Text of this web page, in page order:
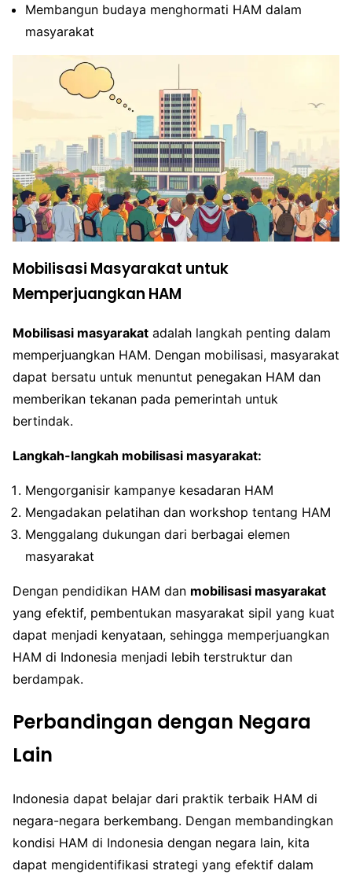
Membangun budaya menghormati HAM dalam
masyarakat
Mobilisasi Masyarakat untuk
Memperjuangkan HAM
Mobilisasi masyarakat adalah langkah penting dalam
memperjuangkan HAM. Dengan mobilisasi, masyarakat
dapat bersatu untuk menuntut penegakan HAM dan
memberikan tekanan pada pemerintah untuk
bertindak.
Langkah-langkah mobilisasi masyarakat:
Mengorganisir kampanye kesadaran HAM
Mengadakan pelatihan dan workshop tentang HAM
Menggalang dukungan dari berbagai elemen
masyarakat
Dengan pendidikan HAM dan mobilisasi masyarakat
yang efektif, pembentukan masyarakat sipil yang kuat
dapat menjadi kenyataan, sehingga memperjuangkan
HAM di Indonesia menjadi lebih terstruktur dan
berdampak.
Perbandingan dengan Negara
Lain
Indonesia dapat belajar dari praktik terbaik HAM di
negara-negara berkembang. Dengan membandingkan
kondisi HAM di Indonesia dengan negara lain, kita
dapat mengidentifikasi strategi yang efektif dalam